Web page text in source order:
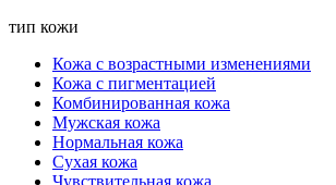
тип кожи
Кожа с возрастными изменениями
Кожа с пигментацией
Комбинированная кожа
Мужская кожа
Нормальная кожа
Сухая кожа
Чувствительная кожа